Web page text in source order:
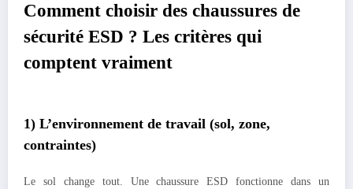
Comment choisir des chaussures de
sécurité ESD ? Les critères qui
comptent vraiment
1) L’environnement de travail (sol, zone,
contraintes)
Le sol change tout. Une chaussure ESD fonctionne dans un